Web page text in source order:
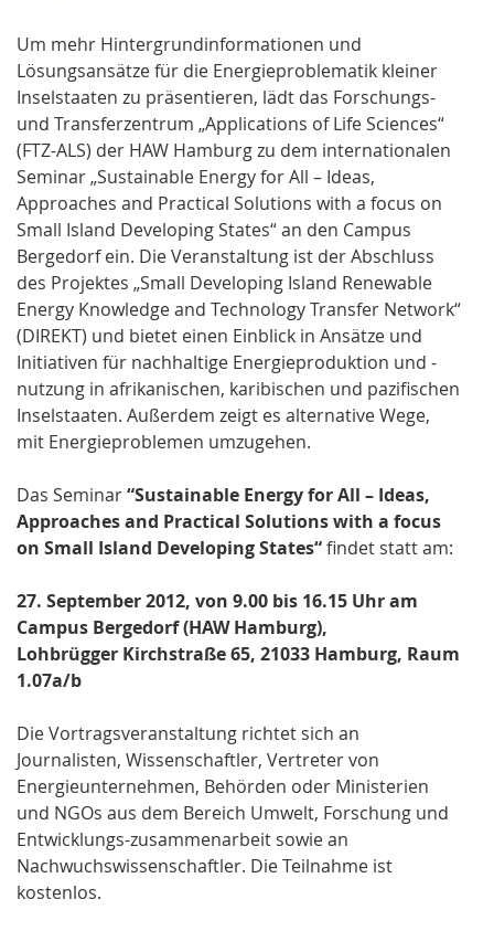
Um mehr Hintergrundinformationen und
Lösungsansätze für die Energieproblematik kleiner
Inselstaaten zu präsentieren, lädt das Forschungs-
und Transferzentrum „Applications of Life Sciences“
(FTZ-ALS) der HAW Hamburg zu dem internationalen
Seminar „Sustainable Energy for All – Ideas,
Approaches and Practical Solutions with a focus on
Small Island Developing States“ an den Campus
Bergedorf ein. Die Veranstaltung ist der Abschluss
des Projektes „Small Developing Island Renewable
Energy Knowledge and Technology Transfer Network“
(DIREKT) und bietet einen Einblick in Ansätze und
Initiativen für nachhaltige Energieproduktion und -
nutzung in afrikanischen, karibischen und pazifischen
Inselstaaten. Außerdem zeigt es alternative Wege,
mit Energieproblemen umzugehen.
Das Seminar“Sustainable Energy for All – Ideas,
Approaches and Practical Solutions with a focus
on Small Island Developing States“findet statt am:
27. September 2012, von 9.00 bis 16.15 Uhr am
Campus Bergedorf (HAW Hamburg),
Lohbrügger Kirchstraße 65, 21033 Hamburg, Raum
1.07a/b
Die Vortragsveranstaltung richtet sich an
Journalisten, Wissenschaftler, Vertreter von
Energieunternehmen, Behörden oder Ministerien
und NGOs aus dem Bereich Umwelt, Forschung und
Entwicklungs-zusammenarbeit sowie an
Nachwuchswissenschaftler. Die Teilnahme ist
kostenlos.